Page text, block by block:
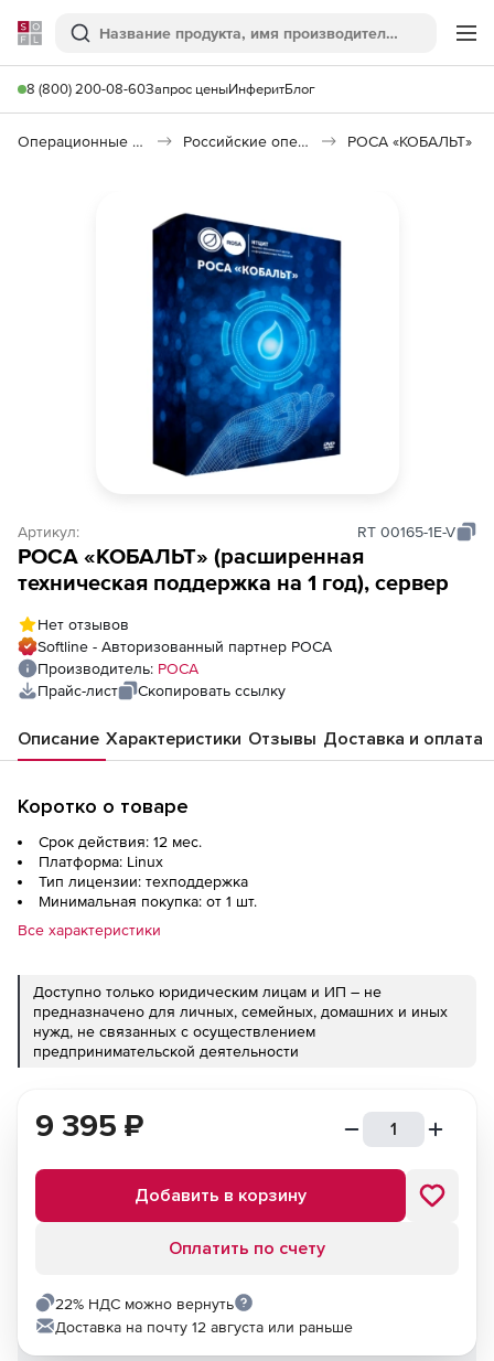
Softline
Поиск
8 (800) 200-08-60Запрос ценыИнферитБлог
Операционные системы Российские операционные системы (Импортозамещение) РОСА «КОБАЛЬТ»
Артикул: RT 00165-1E-V
РОСА «КОБАЛЬТ» (расширенная
техническая поддержка на 1 год), сервер
Нет отзывов
Softline - Авторизованный партнер РОСА
Производитель: РОСА
Прайс-лист
Скопировать ссылку
Описание Характеристики Отзывы Доставка и оплата
Коротко о товаре
Срок действия: 12 мес.
Платформа: Linux
Тип лицензии: техподдержка
Минимальная покупка: от 1 шт.
Все характеристики
Доступно только юридическим лицам и ИП – не
предназначено для личных, семейных, домашних и иных
нужд, не связанных с осуществлением
предпринимательской деятельности
9 395 ₽
Добавить в корзину
Оплатить по счету
22% НДС можно вернуть
Доставка на почту 12 августа или раньше